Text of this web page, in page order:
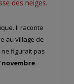
des neiges.
Il raconte
au village de
ne figurait pas
novembre